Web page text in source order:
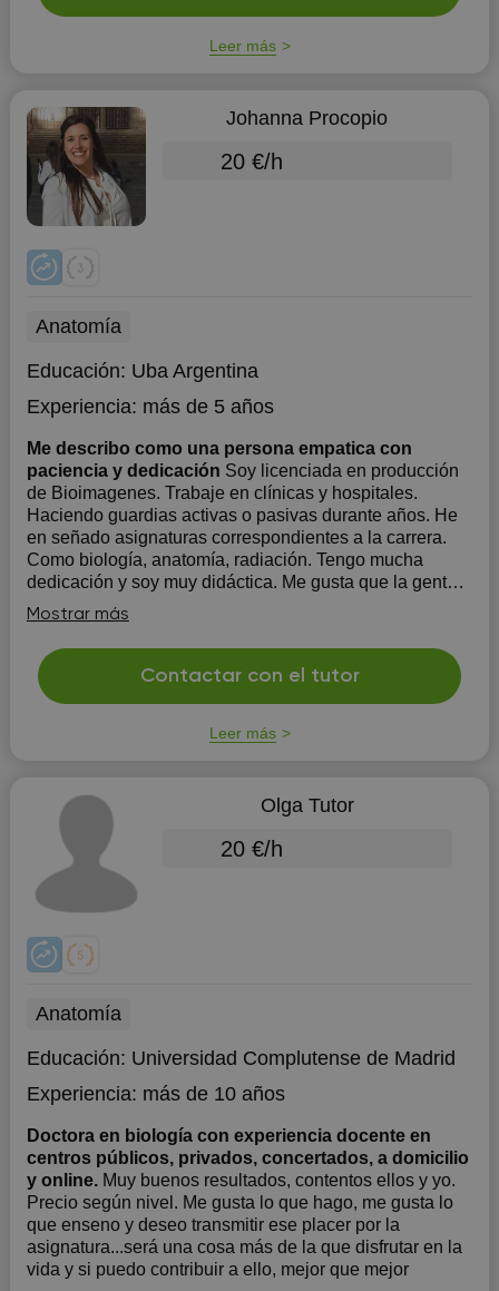
Leer más
Johanna Procopio
20 €/h
Anatomía
Educación: Uba Argentina
Experiencia: más de 5 años
Me describo como una persona empatica con
paciencia y dedicación Soy licenciada en producción
de Bioimagenes. Trabaje en clínicas y hospitales.
Haciendo guardias activas o pasivas durante años. He
en señado asignaturas correspondientes a la carrera.
Como biología, anatomía, radiación. Tengo mucha
dedicación y soy muy didáctica. Me gusta que la gente
entienda y no...
Mostrar más
Contactar con el tutor
Leer más
Olga Tutor
20 €/h
Anatomía
Educación: Universidad Complutense de Madrid
Experiencia: más de 10 años
Doctora en biología con experiencia docente en
centros públicos, privados, concertados, a domicilio
y online. Muy buenos resultados, contentos ellos y yo.
Precio según nivel. Me gusta lo que hago, me gusta lo
que enseno y deseo transmitir ese placer por la
asignatura...será una cosa más de la que disfrutar en la
vida y si puedo contribuir a ello, mejor que mejor